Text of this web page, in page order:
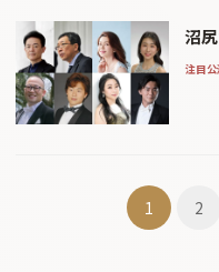
沼
注目公
1 2